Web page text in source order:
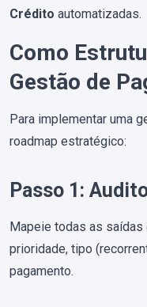
Crédito automatizadas.
Como
Gestão de
Para implementar uma
roadmap estratégico:
Passo 1:
Mapeie todas as
prioridade, tipo
pagamento.